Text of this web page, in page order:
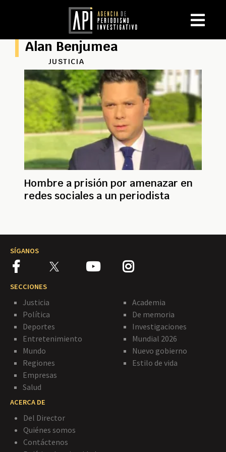
Alan Benjumea
JUSTICIA
Hombre a prisión por amenazar en
redes sociales a un periodista
SÍGANOS
SECCIONES
Justicia
Política
Deportes
Entretenimiento
Mundo
Regiones
Empresas
Salud
Academia
De memoria
Investigaciones
Mundial 2026
Nuevo gobierno
Estilo de vida
ACERCA DE
Del Director
Quiénes somos
Contáctenos